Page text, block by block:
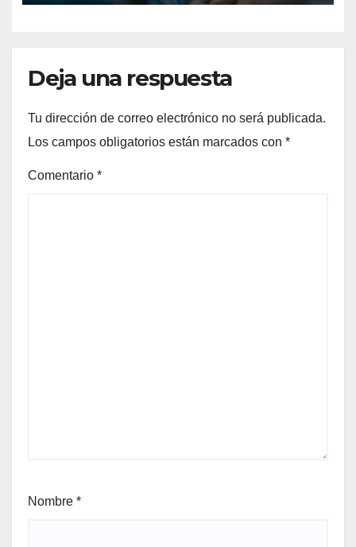
Deja una respuesta
Tu dirección de correo electrónico no será publicada.
Los campos obligatorios están marcados con *
Comentario *
Nombre *